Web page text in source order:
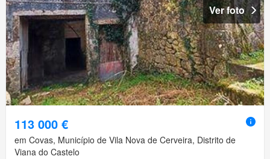
Ver foto
113 000 €
em Covas, Município de Vila Nova de Cerveira, Distrito de
Viana do Castelo